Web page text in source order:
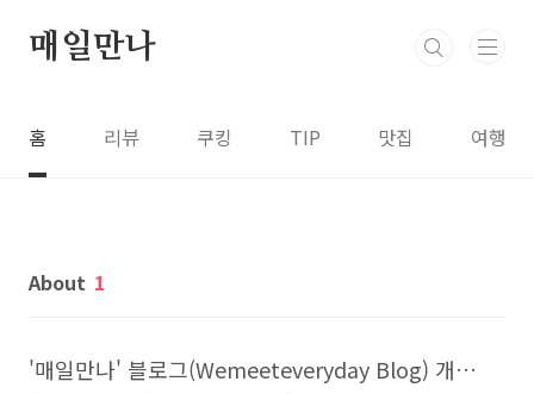
매일만나
홈 리뷰 쿠킹 TIP 맛집 여행
About 1
'매일만나' 블로그(Wemeeteveryday Blog) 개인정보 보호정책